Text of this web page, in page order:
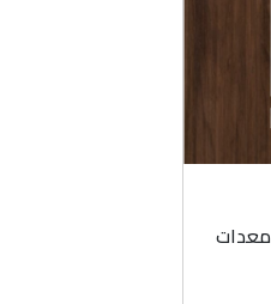
معدات